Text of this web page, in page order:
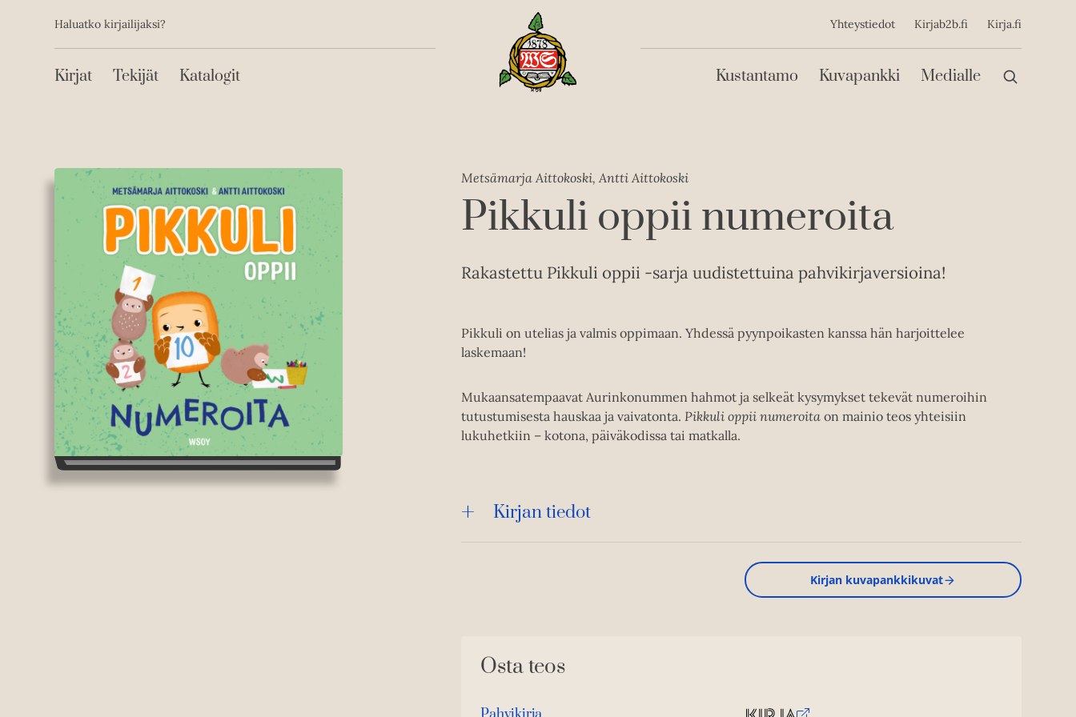
sisältöönToissijainen
Haluatko kirjailijaksi?
Päävalikko
Kirjat Tekijät Katalogit
Yhteystiedot Kirjab2b.fi Kirja.fi
Päävalikko
Kustantamo Kuvapankki Medialle
Metsämarja Aittokoski, Antti Aittokoski
Pikkuli oppii numeroita
Rakastettu Pikkuli oppii -sarja uudistettuina pahvikirjaversioina!
Pikkuli on utelias ja valmis oppimaan. Yhdessä pyynpoikasten kanssa hän harjoittelee
laskemaan!
Mukaansatempaavat Aurinkonummen hahmot ja selkeät kysymykset tekevät numeroihin
tutustumisesta hauskaa ja vaivatonta. Pikkuli oppii numeroita on mainio teos yhteisiin
lukuhetkiin – kotona, päiväkodissa tai matkalla.
Kirjan tiedot
Kirjan kuvapankkikuvat
Osta teos